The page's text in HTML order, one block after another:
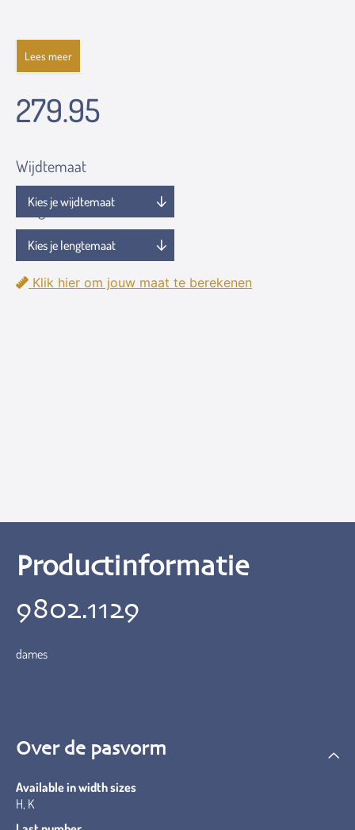
Lees meer
279.95
Wijdtemaat
Lengtemaat
Klik hier om jouw maat te berekenen
Productinformatie
9802.1129
dames
Over de pasvorm
Available in width sizes
H, K